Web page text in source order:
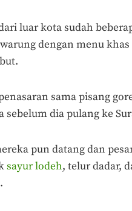
luar kota sudah
dengan menu
sama pisang
sebelum dia pulang ke
pun datang dan
sayur lodeh, telur dadar,